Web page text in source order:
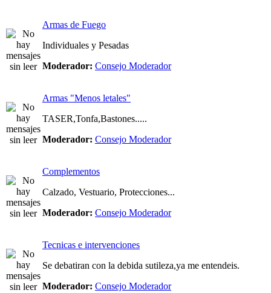
Armas de Fuego
Individuales y Pesadas
Moderador: Consejo Moderador
Armas "Menos letales"
TASER,Tonfa,Bastones.....
Moderador: Consejo Moderador
Complementos
Calzado, Vestuario, Protecciones...
Moderador: Consejo Moderador
Tecnicas e intervenciones
Se debatiran con la debida sutileza,ya me entendeis.
Moderador: Consejo Moderador